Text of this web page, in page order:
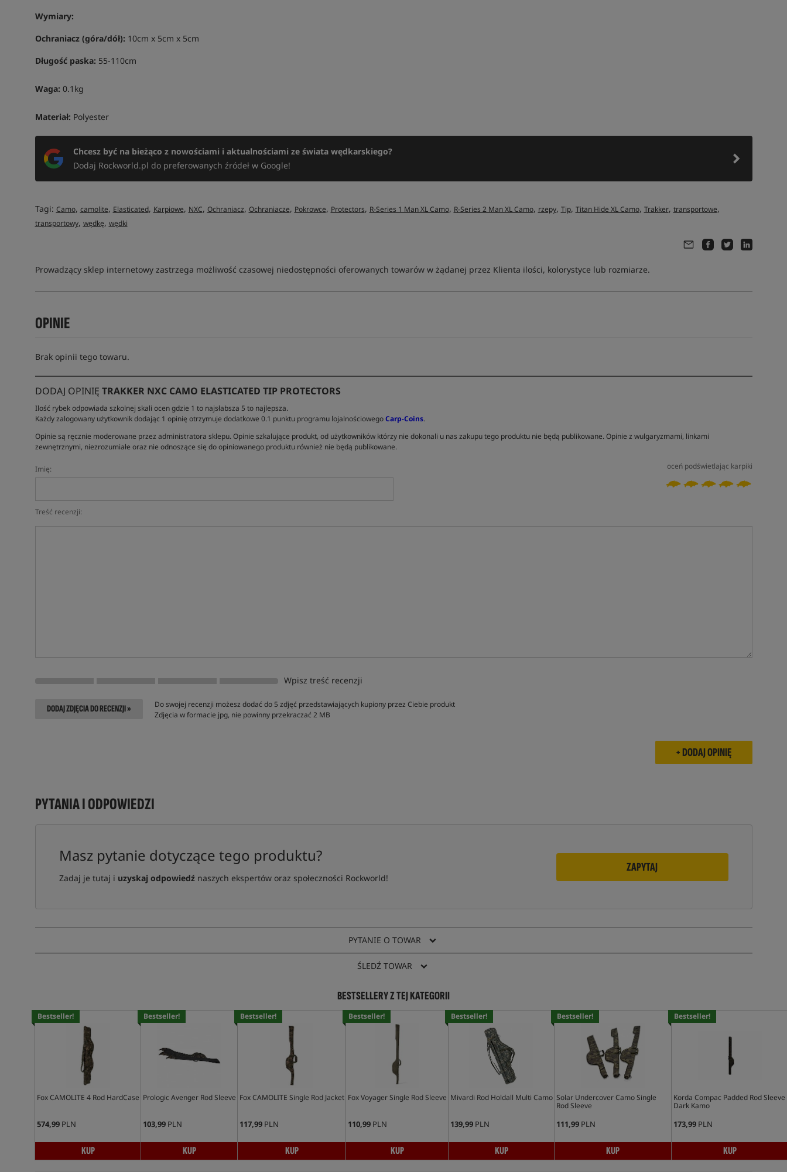
Wymiary:
Ochraniacz (góra/dół): 10cm x 5cm x 5cm
Długość paska: 55-110cm
Waga: 0.1kg
Materiał: Polyester
Chcesz być na bieżąco z nowościami i aktualnościami ze świata wędkarskiego?
Dodaj Rockworld.pl do preferowanych źródeł w Google!
Tagi: Camo, camolite, Elasticated, Karpiowe, NXC, Ochraniacz, Ochraniacze, Pokrowce, Protectors, R-Series 1 Man XL Camo, R-Series 2 Man XL Camo, rzepy, Tip, Titan Hide XL Camo, Trakker, transportowe,
transportowy, wędkę, wędki
Prowadzący sklep internetowy zastrzega możliwość czasowej niedostępności oferowanych towarów w żądanej przez Klienta ilości, kolorystyce lub rozmiarze.
OPINIE
Brak opinii tego towaru.
DODAJ OPINIĘ TRAKKER NXC CAMO ELASTICATED TIP PROTECTORS
Ilość rybek odpowiada szkolnej skali ocen gdzie 1 to najsłabsza 5 to najlepsza.
Każdy zalogowany użytkownik dodając 1 opinię otrzymuje dodatkowe 0.1 punktu programu lojalnościowegoCarp-Coins.
Opinie są ręcznie moderowane przez administratora sklepu. Opinie szkalujące produkt, od użytkowników którzy nie dokonali u nas zakupu tego produktu nie będą publikowane. Opinie z wulgaryzmami, linkami
zewnętrznymi, niezrozumiałe oraz nie odnoszące się do opiniowanego produktu również nie będą publikowane.
oceń podświetlając karpiki
Imię:
Treść recenzji:
Wpisz treść recenzji
DODAJ ZDJĘCIA DO RECENZJI »
Do swojej recenzji możesz dodać do 5 zdjęć przedstawiających kupiony przez Ciebie produkt
Zdjęcia w formacie jpg, nie powinny przekraczać 2 MB
PYTANIA I ODPOWIEDZI
Masz pytanie dotyczące tego produktu?
Zadaj je tutaj i uzyskaj odpowiedźnaszych ekspertów oraz społeczności Rockworld!
ZAPYTAJ
PYTANIE O TOWAR
ŚLEDŹ TOWAR
BESTSELLERY Z TEJ KATEGORII
Bestseller!
Fox CAMOLITE 4 Rod HardCase
574,99PLN
KUP
Bestseller!
Prologic Avenger Rod Sleeve
103,99PLN
KUP
Bestseller!
Fox CAMOLITE Single Rod Jacket
117,99PLN
KUP
Bestseller!
Fox Voyager Single Rod Sleeve
110,99PLN
KUP
Bestseller!
Mivardi Rod Holdall Multi Camo
139,99PLN
KUP
Bestseller!
Solar Undercover Camo Single
Rod Sleeve
111,99PLN
KUP
Bestseller!
Korda Compac Padded Rod Sleeve
Dark Kamo
173,99PLN
KUP